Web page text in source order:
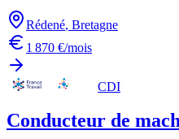
Rédené, Bretagne
1 870 €/mois
CDI
Conducteur de